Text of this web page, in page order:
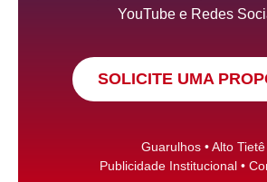
YouTube e Redes
SOLICITE UMA
Guarulhos • Alto Tietê
Publicidade Institucional •